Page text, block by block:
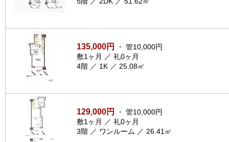
135,000円
・ 管10,000円
敷1ヶ月 ／ 礼0ヶ月
4階 ／ 1K ／ 25.08㎡
129,000円
・ 管10,000円
敷1ヶ月 ／ 礼0ヶ月
3階 ／ ワンルーム ／ 26.41㎡